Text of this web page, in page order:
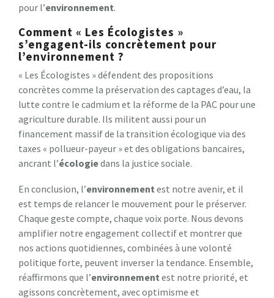
pour l’environnement.
Comment « Les Écologistes »
s’engagent-ils concrètement pour
l’environnement ?
« Les Écologistes » défendent des propositions
concrètes comme la préservation des captages d’eau, la
lutte contre le cadmium et la réforme de la PAC pour une
agriculture durable. Ils militent aussi pour un
financement massif de la transition écologique via des
taxes « pollueur-payeur » et des obligations bancaires,
ancrant l’écologiedans la justice sociale.
En conclusion, l’environnement est notre avenir, et il
est temps de relancer le mouvement pour le préserver.
Chaque geste compte, chaque voix porte. Nous devons
amplifier notre engagement collectif et montrer que
nos actions quotidiennes, combinées à une volonté
politique forte, peuvent inverser la tendance. Ensemble,
réaffirmons que l’environnement est notre priorité, et
agissons concrètement, avec optimisme et